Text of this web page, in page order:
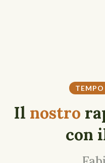
TEMPO
Il nostro
con